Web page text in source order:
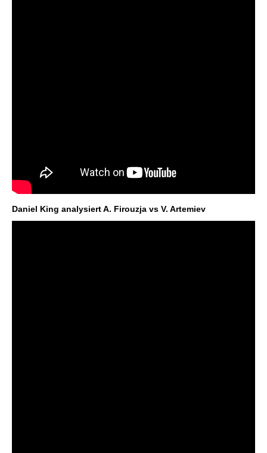
Daniel King analysiert A. Firouzja vs V. Artemiev